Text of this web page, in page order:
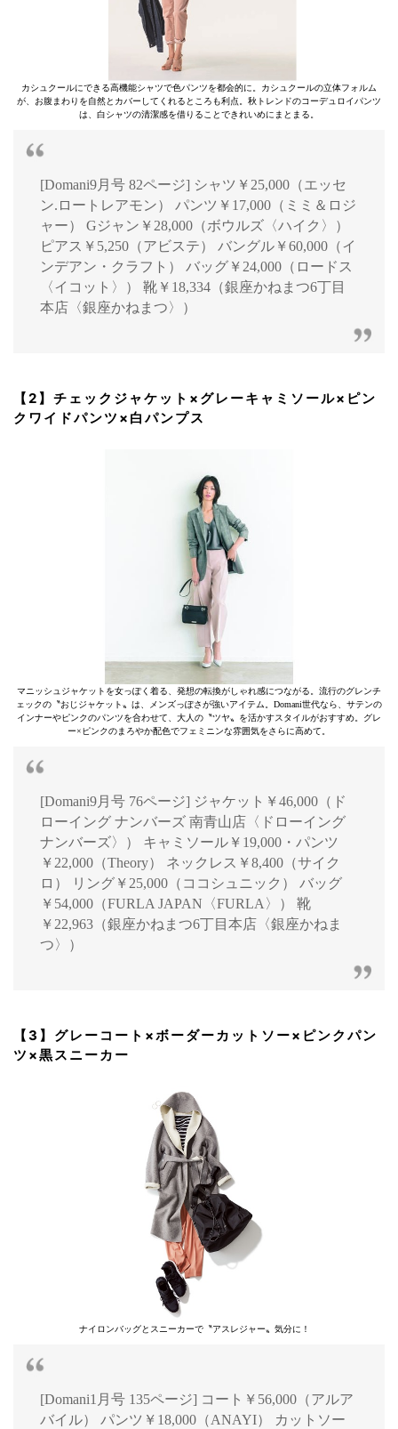
カシュクールにできる高機能シャツで色パンツを都会的に。カシュクールの立体フォルム
が、お腹まわりを自然とカバーしてくれるところも利点。秋トレンドのコーデュロイパンツ
は、白シャツの清潔感を借りることできれいめにまとまる。
[Domani9月号 82ページ] シャツ￥25,000（エッセ
ン.ロートレアモン） パンツ￥17,000（ミミ＆ロジ
ャー） Gジャン￥28,000（ボウルズ〈ハイク〉）
ピアス￥5,250（アビステ） バングル￥60,000（イ
ンデアン・クラフト） バッグ￥24,000（ロードス
〈イコット〉） 靴￥18,334（銀座かねまつ6丁目
本店〈銀座かねまつ〉）
【2】チェックジャケット×グレーキャミソール×ピン
クワイドパンツ×白パンプス
マニッシュジャケットを女っぽく着る、発想の転換がしゃれ感につながる。流行のグレンチ
ェックの〝おじジャケット〟は、メンズっぽさが強いアイテム。Domani世代なら、サテンの
インナーやピンクのパンツを合わせて、大人の〝ツヤ〟を活かすスタイルがおすすめ。グレ
ー×ピンクのまろやか配色でフェミニンな雰囲気をさらに高めて。
[Domani9月号 76ページ] ジャケット￥46,000（ド
ローイング ナンバーズ 南青山店〈ドローイング
ナンバーズ〉） キャミソール￥19,000・パンツ
￥22,000（Theory） ネックレス￥8,400（サイク
ロ） リング￥25,000（ココシュニック） バッグ
￥54,000（FURLA JAPAN〈FURLA〉） 靴
￥22,963（銀座かねまつ6丁目本店〈銀座かねま
つ〉）
【3】グレーコート×ボーダーカットソー×ピンクパン
ツ×黒スニーカー
ナイロンバッグとスニーカーで〝アスレジャー〟気分に！
[Domani1月号 135ページ] コート￥56,000（アルア
バイル） パンツ￥18,000（ANAYI） カットソー